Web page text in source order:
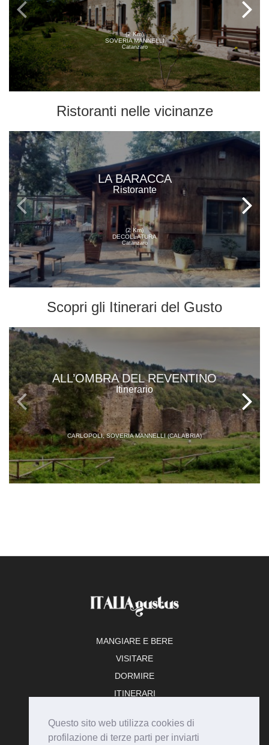
Questo sito web utilizza cookies di
profilazione di terze parti per inviarti
(2 Km)
SOVERIA MANNELLI
Catanzaro
Ristoranti nelle vicinanze
LA BARACCA
Ristorante
(2 Km)
DECOLLATURA
Catanzaro
Scopri gli Itinerari del Gusto
ALL’OMBRA DEL REVENTINO
Itinerario
CARLOPOLI, SOVERIA MANNELLI (CALABRIA)
MANGIARE E BERE
VISITARE
DORMIRE
ITINERARI
ADERISCI